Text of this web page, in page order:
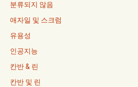
분류되지 않음
애자일 및 스크럼
유용성
인공지능
칸반 & 린
칸반 및 린